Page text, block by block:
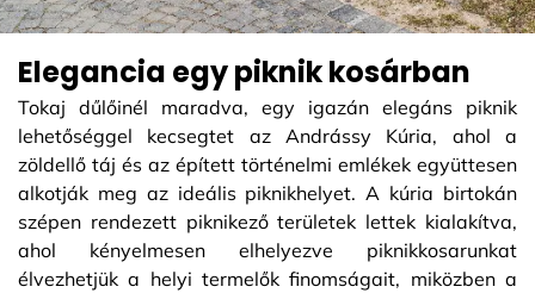
Elegancia egy piknik kosárban
Tokaj dűlőinél maradva, egy igazán elegáns piknik
lehetőséggel kecsegtet az Andrássy Kúria, ahol a
zöldellő táj és az épített történelmi emlékek együttesen
alkotják meg az ideális piknikhelyet. A kúria birtokán
szépen rendezett piknikező területek lettek kialakítva,
ahol kényelmesen elhelyezve piknikkosarunkat
élvezhetjük a helyi termelők finomságait, miközben a